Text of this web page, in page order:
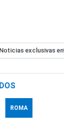
exclusivas en
ROMA